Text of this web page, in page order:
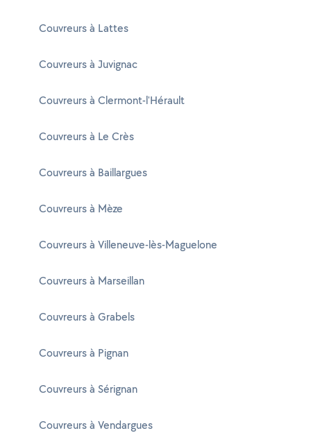
Couvreurs à Lattes
Couvreurs à Juvignac
Couvreurs à Clermont-l'Hérault
Couvreurs à Le Crès
Couvreurs à Baillargues
Couvreurs à Mèze
Couvreurs à Villeneuve-lès-Maguelone
Couvreurs à Marseillan
Couvreurs à Grabels
Couvreurs à Pignan
Couvreurs à Sérignan
Couvreurs à Vendargues